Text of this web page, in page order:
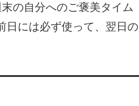
の自分へのご褒美タイム
日には必ず使って、翌日の